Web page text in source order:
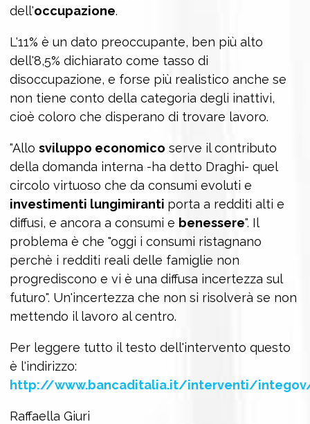
dell'occupazione.
L'11% è un dato preoccupante, ben più alto
dell'8,5% dichiarato come tasso di
disoccupazione, e forse più realistico anche se
non tiene conto della categoria degli inattivi,
cioè coloro che disperano di trovare lavoro.
"Allo sviluppo economico serve il contributo
della domanda interna -ha detto Draghi- quel
circolo virtuoso che da consumi evoluti e
investimenti lungimiranti porta a redditi alti e
diffusi, e ancora a consumi e benessere". Il
problema è che "oggi i consumi ristagnano
perchè i redditi reali delle famiglie non
progrediscono e vi è una diffusa incertezza sul
futuro". Un'incertezza che non si risolverà se non
mettendo il lavoro al centro.
Per leggere tutto il testo dell'intervento questo
è l'indirizzo:
http://www.bancaditalia.it/interventi/integov/
Raffaella Giuri